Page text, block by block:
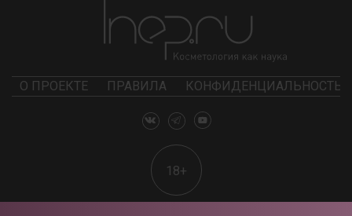
О ПРОЕКТЕ ПРАВИЛА КОНФИДЕНЦИАЛЬНОСТЬ
18+